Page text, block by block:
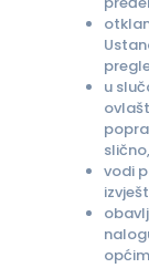
u
slično,
vodi